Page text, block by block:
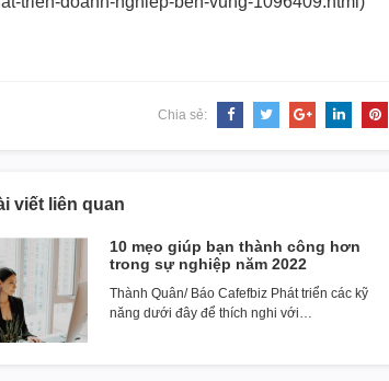
Chia sẻ:
viết liên quan
10 mẹo giúp bạn thành công hơn
trong sự nghiệp năm 2022
Thành Quân/ Báo Cafefbiz Phát triển các kỹ
năng dưới đây để thích nghi với…